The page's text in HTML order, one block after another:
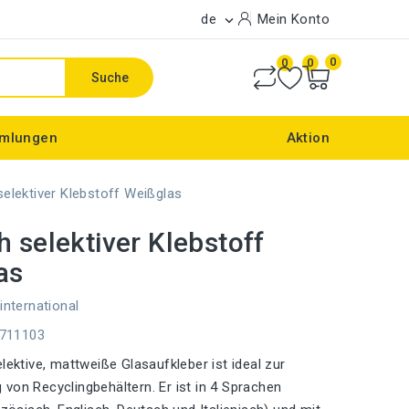
de  Mein Konto
Suche
0 0 0
Aktion
Klebstoff Weißglas
selektiver Klebstoff
mattweiße Glasaufkleber ist ideal zur
von Recyclingbehältern. Er ist in 4 Sprachen